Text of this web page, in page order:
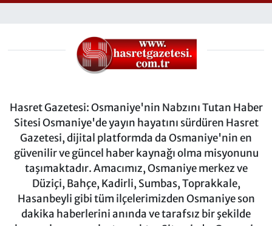
Hasret Gazetesi: Osmaniye'nin Nabzını Tutan Haber
Sitesi Osmaniye'de yayın hayatını sürdüren Hasret
Gazetesi, dijital platformda da Osmaniye'nin en
güvenilir ve güncel haber kaynağı olma misyonunu
taşımaktadır. Amacımız, Osmaniye merkez ve
Düziçi, Bahçe, Kadirli, Sumbas, Toprakkale,
Hasanbeyli gibi tüm ilçelerimizden Osmaniye son
dakika haberlerini anında ve tarafsız bir şekilde